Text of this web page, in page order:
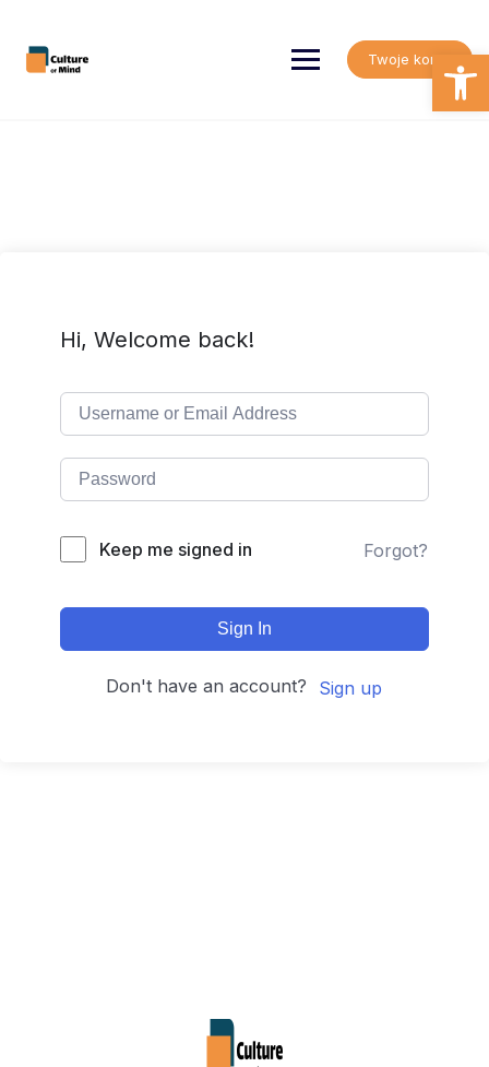
content
Twoje konto
Hi, Welcome back!
Keep me signed in Forgot?
Sign In
Don't have an account? Sign up